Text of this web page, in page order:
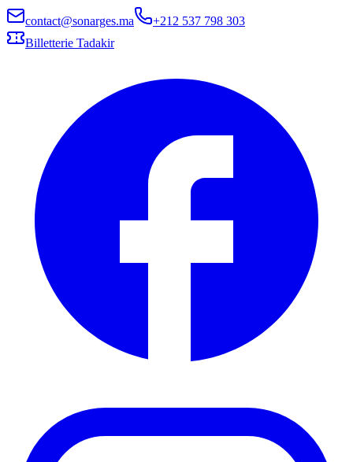
contact@sonarges.ma
+212 537 798 303
Billetterie Tadakir